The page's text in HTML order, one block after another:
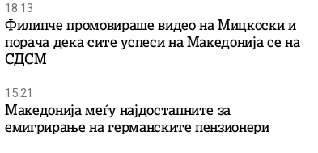
18:13
Филипче промовираше видео на Мицкоски и
порача дека сите успеси на Македонија се на
СДСМ
15:21
Македонија меѓу најдостапните за
емигрирање на германските пензионери